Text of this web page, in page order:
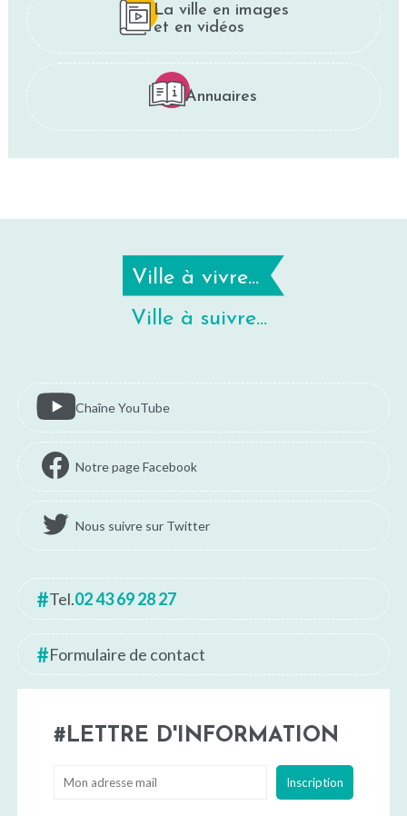
La ville en images
et en vidéos
Annuaires
Ville à vivre...
Ville à suivre...
Chaîne YouTube
Notre page Facebook
Nous suivre sur Twitter
Tel.02 43 69 28 27
Formulaire de contact
LETTRE D'INFORMATION